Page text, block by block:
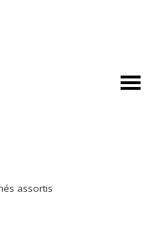
assortis